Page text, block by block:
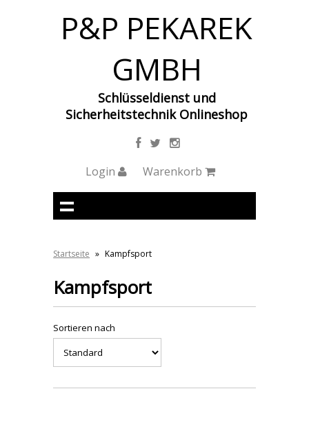
P&P PEKAREK
GMBH
Schlüsseldienst und
Sicherheitstechnik Onlineshop
Login Warenkorb
Startseite » Kampfsport
Kampfsport
Sortieren nach